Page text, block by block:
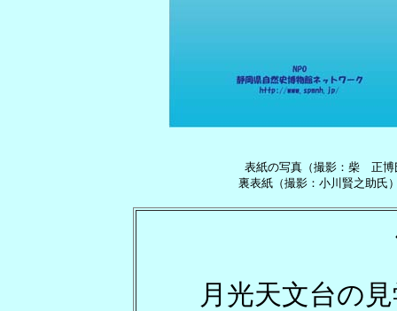
表紙の写真（撮影：柴 正博
裏表紙（撮影：小川賢之助氏
月光天文台の